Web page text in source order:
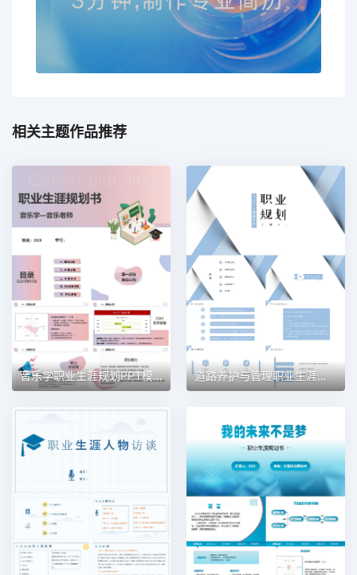
相关主题作品推荐
音乐学职业生涯规划PPT模板 道路养护与管理职业生涯规划PPT模板